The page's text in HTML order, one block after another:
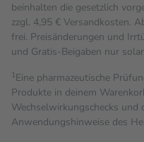
beinhalten die gesetzlich
zzgl. 4,95 € Versandkosten.
frei. Preisänderungen und
und Gratis-Beigaben nur
1Eine pharmazeutische
Produkte in deinem
Wechselwirkungschecks und
Anwendungshinweise des